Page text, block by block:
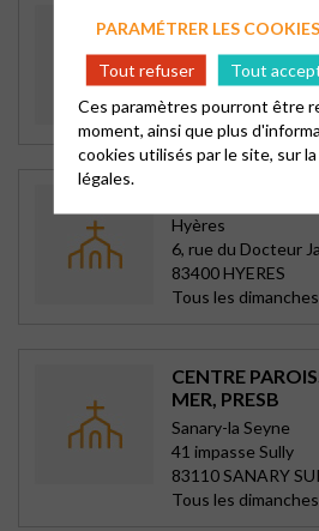
8 bd Magnan
13009 MARSEILLE
Le dimanche à
Hyères
6, rue du Docteur
83400 HYERES
Tous les
CENTRE
MER, PRESB
Sanary-la Seyne
41 impasse Sully
83110 SANARY
Tous les
PARAMÉTRER LES COOKIES
Tout refuser
Tout
Ces paramètres pourront être
moment, ainsi que plus
cookies utilisés par le site, sur
légales.